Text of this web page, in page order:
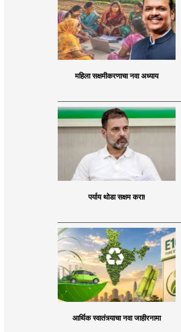
महिला सक्षमीकरणाचा नवा अध्याय
पर्याय थोडा सक्षम करा!
आर्थिक स्वातंत्र्याचा नवा जाहीरनामा